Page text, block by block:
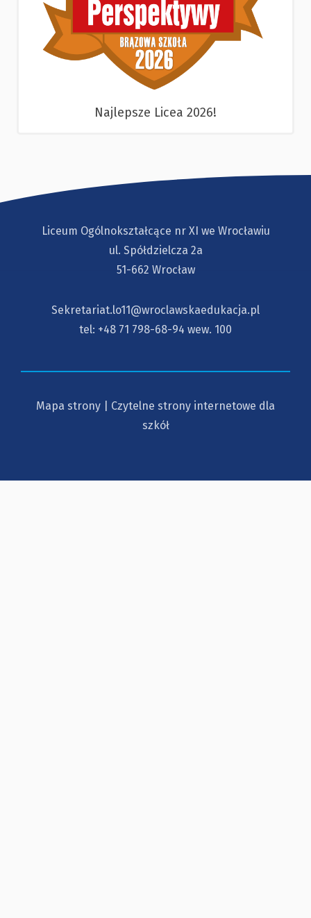
Najlepsze Licea 2026!
Liceum Ogólnokształcące nr XI we Wrocławiu
ul. Spółdzielcza 2a
51-662 Wrocław
Sekretariat.lo11@wroclawskaedukacja.pl
tel: +48 71 798-68-94 wew. 100
Mapa strony
Czytelne strony internetowe dla
szkół